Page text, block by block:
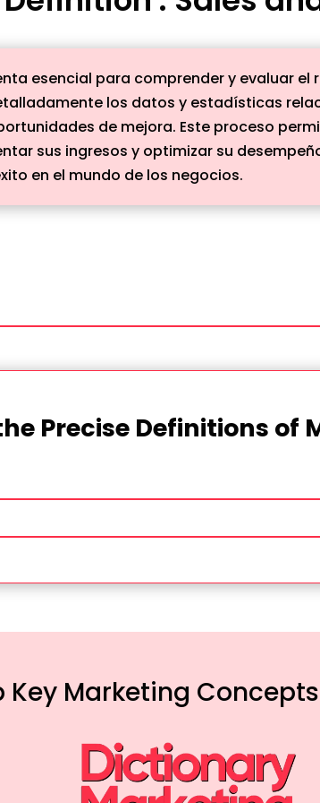
esencial para comprender y evaluar
los datos y estadísticas
de mejora. Este proceso
sus ingresos y optimizar su
en el mundo de los negocios.
Precise Definitions of
Key Marketing